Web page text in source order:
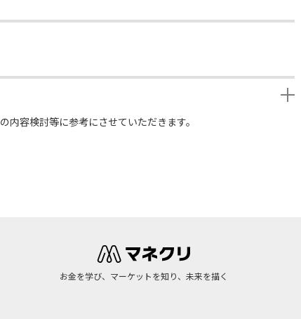
内容検討等に参考にさせていただきます。
お金を学び、マーケットを知り、未来を描く